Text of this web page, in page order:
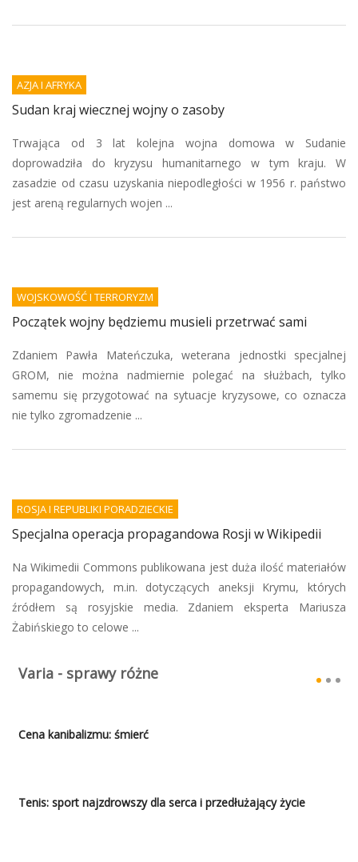
AZJA I AFRYKA
Sudan kraj wiecznej wojny o zasoby
Trwająca od 3 lat kolejna wojna domowa w Sudanie
doprowadziła do kryzysu humanitarnego w tym kraju. W
zasadzie od czasu uzyskania niepodległości w 1956 r. państwo
jest areną regularnych wojen ...
WOJSKOWOŚĆ I TERRORYZM
Początek wojny będziemu musieli przetrwać sami
Zdaniem Pawła Mateńczuka, weterana jednostki specjalnej
GROM, nie można nadmiernie polegać na służbach, tylko
samemu się przygotować na sytuacje kryzysowe, co oznacza
nie tylko zgromadzenie ...
ROSJA I REPUBLIKI PORADZIECKIE
Specjalna operacja propagandowa Rosji w Wikipedii
Na Wikimedii Commons publikowana jest duża ilość materiałów
propagandowych, m.in. dotyczących aneksji Krymu, których
źródłem są rosyjskie media. Zdaniem eksperta Mariusza
Żabińskiego to celowe ...
Varia - sprawy różne
Cena kanibalizmu: śmierć
Tenis: sport najzdrowszy dla serca i przedłużający życie